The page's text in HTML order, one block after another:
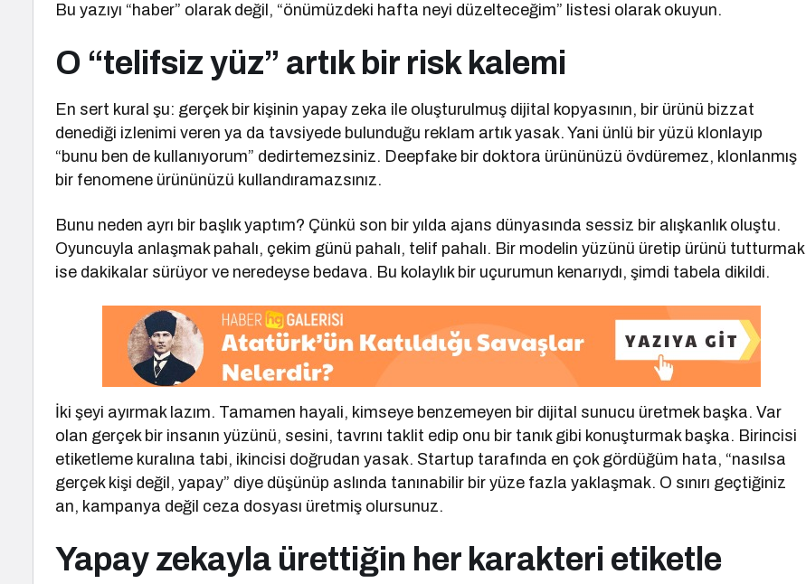
Bu yazıyı “haber” olarak değil, “önümüzdeki hafta neyi düzelteceğim” listesi olarak okuyun.
O “telifsiz yüz” artık bir risk kalemi
En sert kural şu: gerçek bir kişinin yapay zeka ile oluşturulmuş dijital kopyasının, bir ürünü bizzat
denediği izlenimi veren ya da tavsiyede bulunduğu reklam artık yasak. Yani ünlü bir yüzü klonlayıp
“bunu ben de kullanıyorum” dedirtemezsiniz. Deepfake bir doktora ürününüzü övdüremez, klonlanmış
bir fenomene ürününüzü kullandıramazsınız.
Bunu neden ayrı bir başlık yaptım? Çünkü son bir yılda ajans dünyasında sessiz bir alışkanlık oluştu.
Oyuncuyla anlaşmak pahalı, çekim günü pahalı, telif pahalı. Bir modelin yüzünü üretip ürünü tutturmak
ise dakikalar sürüyor ve neredeyse bedava. Bu kolaylık bir uçurumun kenarıydı, şimdi tabela dikildi.
İki şeyi ayırmak lazım. Tamamen hayali, kimseye benzemeyen bir dijital sunucu üretmek başka. Var
olan gerçek bir insanın yüzünü, sesini, tavrını taklit edip onu bir tanık gibi konuşturmak başka. Birincisi
etiketleme kuralına tabi, ikincisi doğrudan yasak. Startup tarafında en çok gördüğüm hata, “nasılsa
gerçek kişi değil, yapay” diye düşünüp aslında tanınabilir bir yüze fazla yaklaşmak. O sınırı geçtiğiniz
an, kampanya değil ceza dosyası üretmiş olursunuz.
Yapay zekayla ürettiğin her karakteri etiketle